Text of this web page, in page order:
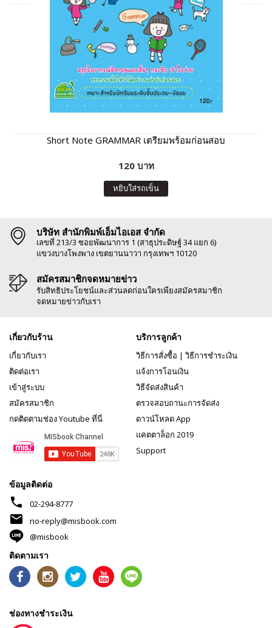
Short Note GRAMMAR เตรียมพร้อมก่อนสอบ
120 บาท
หยิบใส่รถเข็น
บริษัท สำนักพิมพ์เอ็มไอเอส จำกัด
เลขที่ 213/3 ซอยพัฒนาการ 1 (สาธุประดิษฐ์ 34 แยก 6)
แขวงบางโพงพาง เขตยานนาวา กรุงเทพฯ 10120
สมัครสมาชิกจดหมายข่าว
รับสิทธิประโยชน์และส่วนลดก่อนใครเพียงสมัครสมาชิก
จดหมายข่าวกับเรา
เกี่ยวกับร้าน
เกี่ยวกับเรา
ติดต่อเรา
เข้าสู่ระบบ
สมัครสมาชิก
กดติดตามช่อง Youtube ที่นี่
บริการลูกค้า
วิธีการสั่งซื้อ | วิธีการชำระเงิน
แจ้งการโอนเงิน
วิธีจัดส่งสินค้า
ตรวจสอบถานะการจัดส่ง
ดาวน์โหลด App
แคตตาล็อก 2019
Support
ข้อมูลติดต่อ
phone 02-294-8777
mail
no-reply@misbook.com
@misbook
ติดตามเรา
ช่องทางชำระเงิน